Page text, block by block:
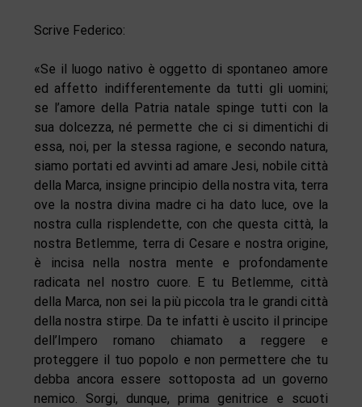
Scrive Federico:
«Se il luogo nativo è oggetto di spontaneo amore
ed affetto indifferentemente da tutti gli uomini;
se l’amore della Patria natale spinge tutti con la
sua dolcezza, né permette che ci si dimentichi di
essa, noi, per la stessa ragione, e secondo natura,
siamo portati ed avvinti ad amare Jesi, nobile città
della Marca, insigne principio della nostra vita, terra
ove la nostra divina madre ci ha dato luce, ove la
nostra culla risplendette, con che questa città, la
nostra Betlemme, terra di Cesare e nostra origine,
è incisa nella nostra mente e profondamente
radicata nel nostro cuore. E tu Betlemme, città
della Marca, non sei la più piccola tra le grandi città
della nostra stirpe. Da te infatti è uscito il principe
dell’Impero romano chiamato a reggere e
proteggere il tuo popolo e non permettere che tu
debba ancora essere sottoposta ad un governo
nemico. Sorgi, dunque, prima genitrice e scuoti